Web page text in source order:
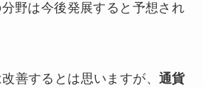
野は今後発展すると予想され
善するとは思いますが、 通貨